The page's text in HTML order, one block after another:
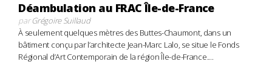
Déambulation au FRAC Île-de-France
parGrégoire Suillaud
À seulement quelques mètres des Buttes-Chaumont, dans un
bâtiment conçu par l’architecte Jean-Marc Lalo, se situe le Fonds
Régional d’Art Contemporain de la région Île-de-France....